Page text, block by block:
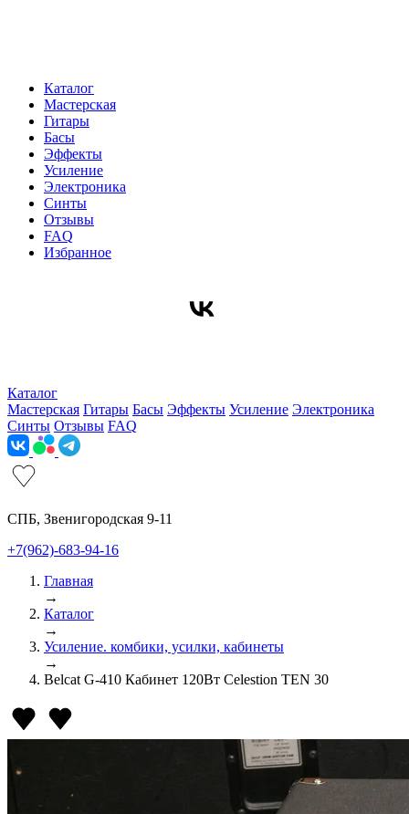
Каталог
Мастерская
Гитары
Басы
Эффекты
Усиление
Электроника
Синты
Отзывы
FAQ
Избранное
Каталог
Мастерская Гитары Басы Эффекты Усиление Электроника
Синты Отзывы FAQ
СПБ, Звенигородская 9-11
+7(962)-683-94-16
Главная
→
Каталог
→
Усиление. комбики, усилки, кабинеты
→
Belcat G-410 Кабинет 120Вт Celestion TEN 30